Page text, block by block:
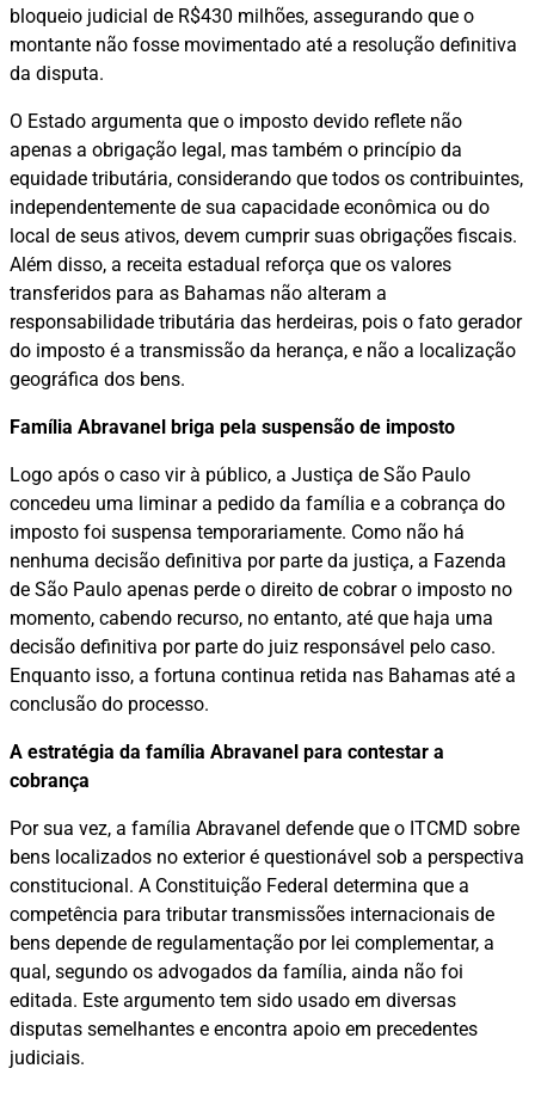
bloqueio judicial de R$430 milhões, assegurando que o
montante não fosse movimentado até a resolução definitiva
da disputa.
O Estado argumenta que o imposto devido reflete não
apenas a obrigação legal, mas também o princípio da
equidade tributária, considerando que todos os contribuintes,
independentemente de sua capacidade econômica ou do
local de seus ativos, devem cumprir suas obrigações fiscais.
Além disso, a receita estadual reforça que os valores
transferidos para as Bahamas não alteram a
responsabilidade tributária das herdeiras, pois o fato gerador
do imposto é a transmissão da herança, e não a localização
geográfica dos bens.
Família Abravanel briga pela suspensão de imposto
Logo após o caso vir à público, a Justiça de São Paulo
concedeu uma liminar a pedido da família e a cobrança do
imposto foi suspensa temporariamente. Como não há
nenhuma decisão definitiva por parte da justiça, a Fazenda
de São Paulo apenas perde o direito de cobrar o imposto no
momento, cabendo recurso, no entanto, até que haja uma
decisão definitiva por parte do juiz responsável pelo caso.
Enquanto isso, a fortuna continua retida nas Bahamas até a
conclusão do processo.
A estratégia da família Abravanel para contestar a
cobrança
Por sua vez, a família Abravanel defende que o ITCMD sobre
bens localizados no exterior é questionável sob a perspectiva
constitucional. A Constituição Federal determina que a
competência para tributar transmissões internacionais de
bens depende de regulamentação por lei complementar, a
qual, segundo os advogados da família, ainda não foi
editada. Este argumento tem sido usado em diversas
disputas semelhantes e encontra apoio em precedentes
judiciais.